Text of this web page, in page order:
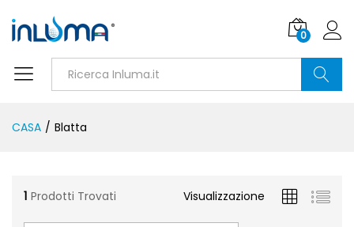
0
CASA / Blatta
1 Prodotti Trovati Visualizzazione